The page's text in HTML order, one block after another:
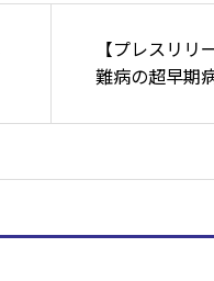
【プレスリリ
難病の超早期